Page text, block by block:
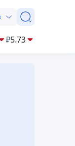
₽5.73